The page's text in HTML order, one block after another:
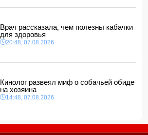
Врач рассказала, чем полезны кабачки
для здоровья
20:48, 07.08.2026
Кинолог развеял миф о собачьей обиде
на хозяина
14:48, 07.08.2026